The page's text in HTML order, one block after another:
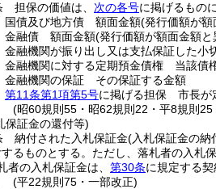
担保の価値は、 次の各号に掲げるもの
国債及び地方債 額面金額(発行価額が額
金融債 額面金額(発行価額が額面金額
金融機関が振り出し又は支払保証した
金融機関に対する定期預金債権 当該債
金融機関の保証 その保証する金額
第11条第1項第5号に掲げる担保 市長が
(昭60規則55・昭62規則22・平8規則
保証金の還付等)
納付された入札保証金(入札保証金の納
るものとする。 ただし、落札者の入札
者の入札保証金は、 第30条に規定する
(平22規則75・一部改正)